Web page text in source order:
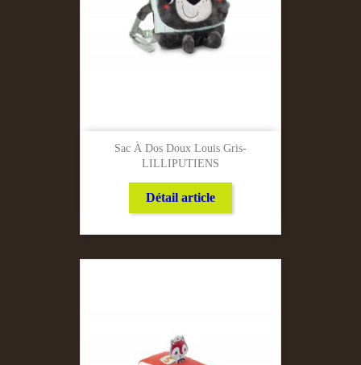
Sac À Dos Doux Louis Gris-
LILLIPUTIENS
Détail article